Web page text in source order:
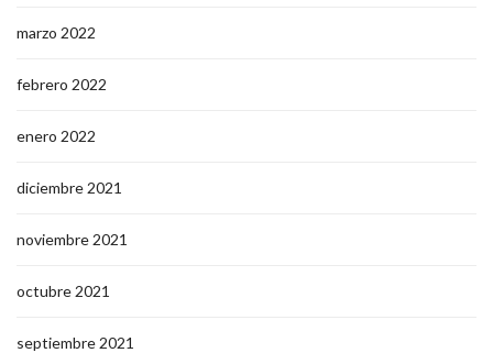
marzo 2022
febrero 2022
enero 2022
diciembre 2021
noviembre 2021
octubre 2021
septiembre 2021